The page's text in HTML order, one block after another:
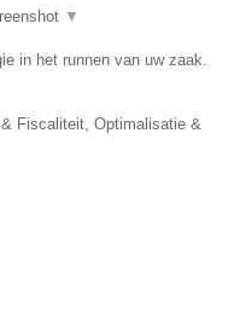
▼
in het runnen van uw zaak.
Fiscaliteit, Optimalisatie &